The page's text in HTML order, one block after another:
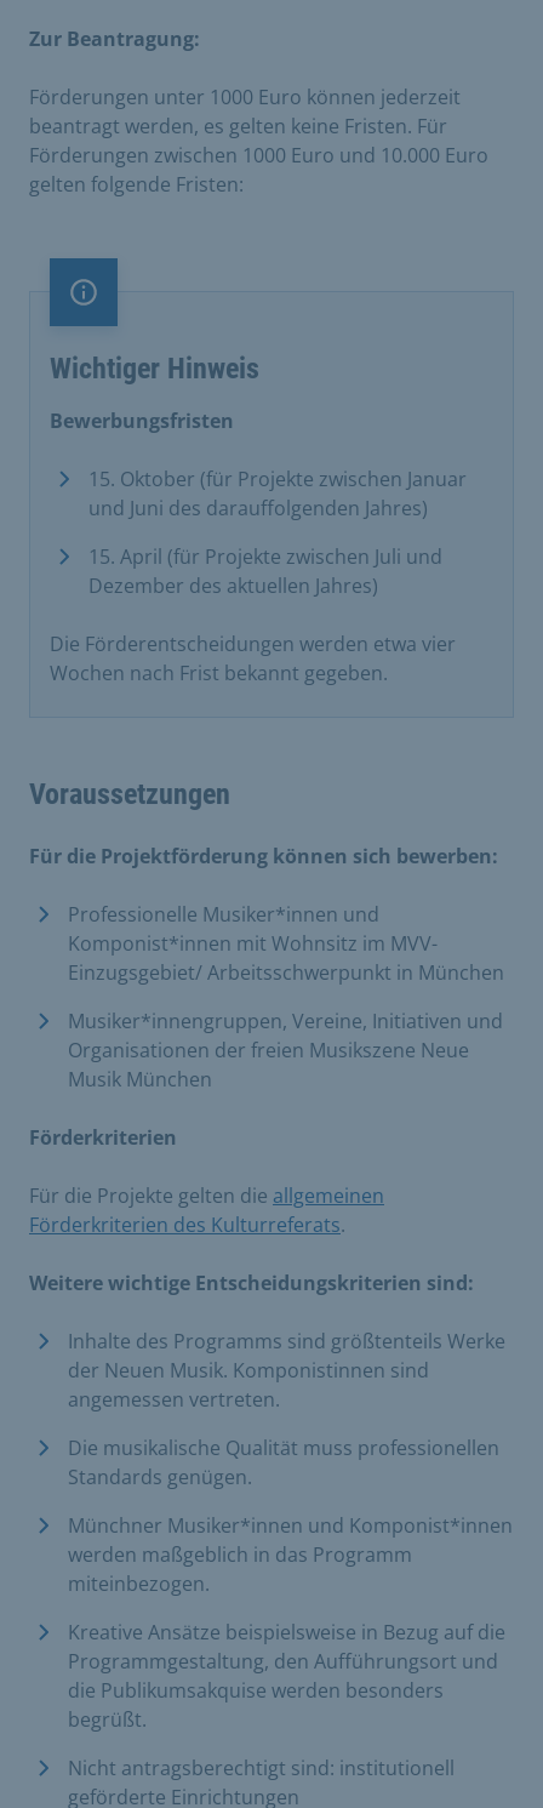
Zur Beantragung:
Förderungen unter 1000 Euro können jederzeit
beantragt werden, es gelten keine Fristen. Für
Förderungen zwischen 1000 Euro und 10.000 Euro
gelten folgende Fristen:
Information
Wichtiger Hinweis
Bewerbungsfristen
15. Oktober (für Projekte zwischen Januar
und Juni des darauffolgenden Jahres)
15. April (für Projekte zwischen Juli und
Dezember des aktuellen Jahres)
Die Förderentscheidungen werden etwa vier
Wochen nach Frist bekannt gegeben.
Voraussetzungen
Für die Projektförderung können sich bewerben:
Professionelle Musiker*innen und
Komponist*innen mit Wohnsitz im MVV-
Einzugsgebiet/ Arbeitsschwerpunkt in München
Musiker*innengruppen, Vereine, Initiativen und
Organisationen der freien Musikszene Neue
Musik München
Förderkriterien
Für die Projekte gelten die allgemeinen
Förderkriterien des Kulturreferats.
Weitere wichtige Entscheidungskriterien sind:
Inhalte des Programms sind größtenteils Werke
der Neuen Musik. Komponistinnen sind
angemessen vertreten.
Die musikalische Qualität muss professionellen
Standards genügen.
Münchner Musiker*innen und Komponist*innen
werden maßgeblich in das Programm
miteinbezogen.
Kreative Ansätze beispielsweise in Bezug auf die
Programmgestaltung, den Aufführungsort und
die Publikumsakquise werden besonders
begrüßt.
Nicht antragsberechtigt sind: institutionell
geförderte Einrichtungen